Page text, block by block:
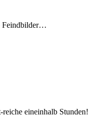
Feindbilder…
eineinhalb Stunden!